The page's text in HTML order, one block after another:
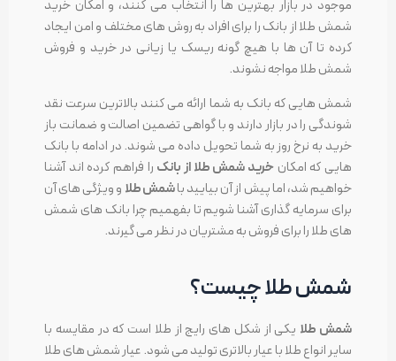
موجود در بازار بهترین ها را انتخاب می کنند، و امکان خرید
شمش طلا از بانک را برای افراد به روش های مختلف و امن ایجاد
کرده تا آن ها با هیچ گونه ریسک یا زیانی در خرید و فروش
شمش طلا مواجه نشوند.
شمش هایی که بانک به شما ارائه می کنند بالاترین سرعت نقد
شوندگی را در بازار دارند و با گواهی تضمین اصالت و ضمانت باز
خرید به نرخ روز به شما تحویل داده می شوند. در ادامه با بانک
هایی که امکان خرید شمش طلا از بانک را فراهم کرده اند آشنا
خواهیم شد، اما پیش از آن بیایید باشمش طلا و ویژگی های آن
برای سرمایه گذاری آشنا شویم تا بفهمیم چرا بانک های شمش
های طلا را برای فروش به مشتریان در نظر می گیرند.
شمش طلا چیست؟
شمش طلا یکی از شکل های رایج از طلا است که در مقایسه با
سایر انواع طلا با عیار بالاتری تولید می شود. عیار شمش های طلا